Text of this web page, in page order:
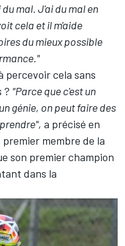
mal. J'ai du mal en
cela et il m'aide
du mieux possible
percevoir cela sans
? "Parce que c'est un
génie, on peut faire des
a précisé en
membre de la
son premier champion
dans la